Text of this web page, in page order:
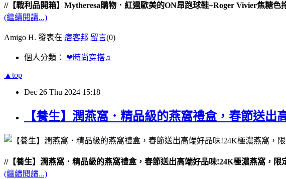
//【戰利品開箱】Mytheresa購物．紅遍歐美的ON昂跑球鞋+Roger Vivier焦糖色
(繼續閱讀...)
Amigo H. 發表在 痞客邦 留言(0)
個人分類： ❤時尚穿搭♫
▲top
Dec 26 Thu 2024 15:18
【養生】潤燕窩．精品級的燕窩禮盒，春節送
//【養生】潤燕窩．精品級的燕窩禮盒，春節送出高端好品味!24K極濃燕窩，限
(繼續閱讀...)